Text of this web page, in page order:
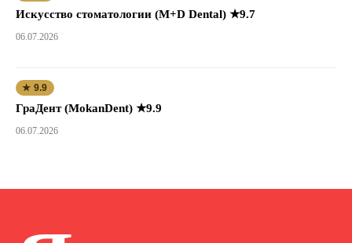
Искусство стоматологии (M+D Dental) ★9.7
06.07.2026
★ 9.9
ГраДент (MokanDent) ★9.9
06.07.2026